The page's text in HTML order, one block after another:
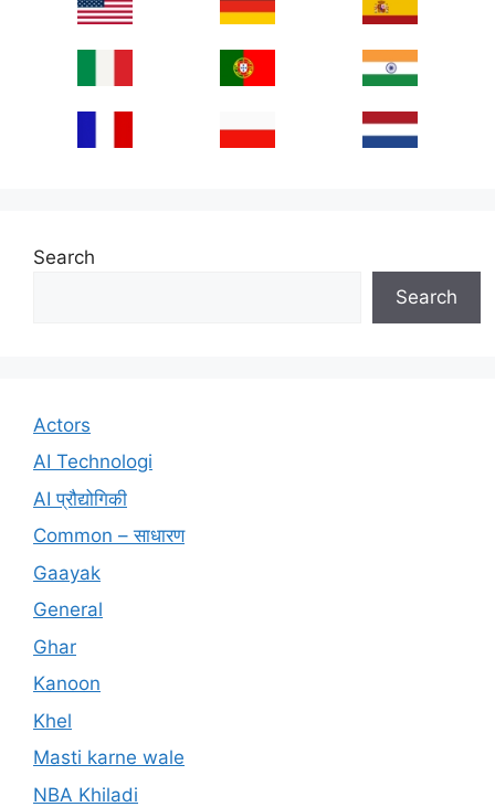
Search
Search
Actors
AI Technologi
AI प्रौद्योगिकी
Common – साधारण
Gaayak
General
Ghar
Kanoon
Khel
Masti karne wale
NBA Khiladi